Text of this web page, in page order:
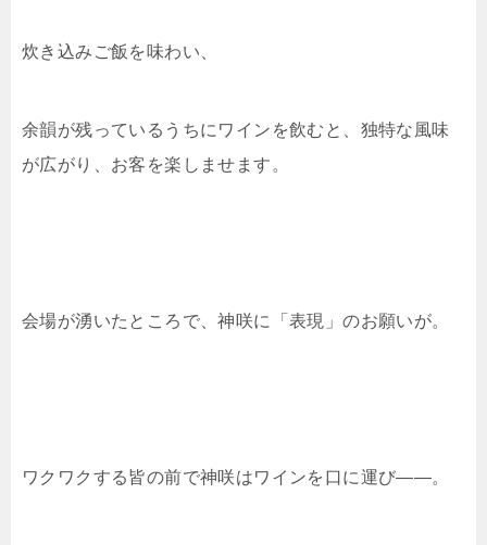
炊き込みご飯を味わい、
余韻が残っているうちにワインを飲むと、独特な風味
が広がり、お客を楽しませます。
会場が湧いたところで、神咲に「表現」のお願いが。
ワクワクする皆の前で神咲はワインを口に運び――。